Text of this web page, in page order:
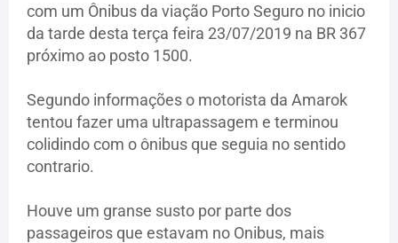
com um Ônibus da viação Porto Seguro no inicio
da tarde desta terça feira 23/07/2019 na BR 367
próximo ao posto 1500.
Segundo informações o motorista da Amarok
tentou fazer uma ultrapassagem e terminou
colidindo com o ônibus que seguia no sentido
contrario.
Houve um granse susto por parte dos
passageiros que estavam no Onibus, mais